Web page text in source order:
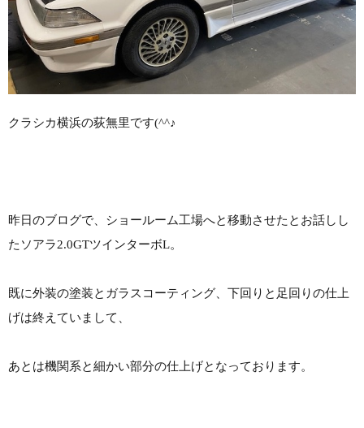
クラシカ横浜の荻無里です(^^♪
昨日のブログで、ショールーム工場へと移動させたとお話しし
たソアラ2.0GTツインターボL。
既に外装の塗装とガラスコーティング、下回りと足回りの仕上
げは終えていまして、
あとは機関系と細かい部分の仕上げとなっております。